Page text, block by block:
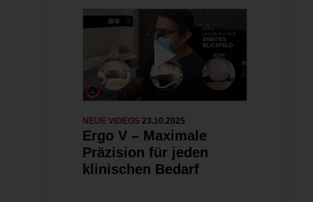
NEUE VIDEOS 23.10.2025
Ergo V – Maximale
Präzision für jeden
klinischen Bedarf